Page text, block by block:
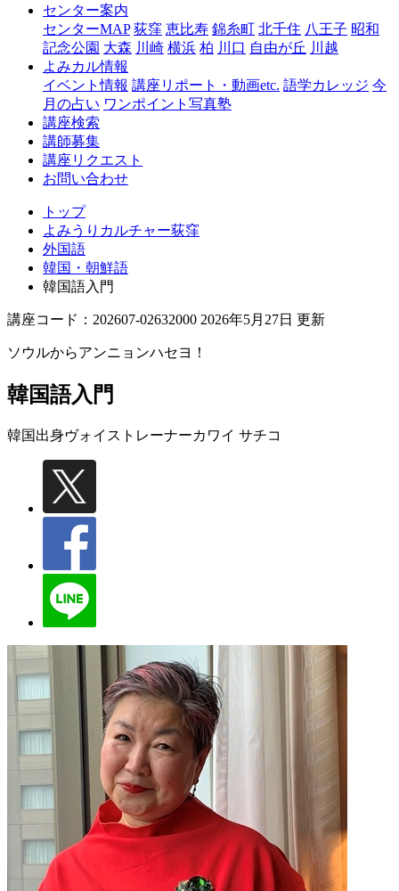
窪
センター案内
センターMAP 荻窪 恵比寿 錦糸町 北千住 八王子 昭和
記念公園 大森 川崎 横浜 柏 川口 自由が丘 川越
よみカル情報
イベント情報 講座リポート・動画etc. 語学カレッジ 今
月の占い ワンポイント写真塾
講座検索
講師募集
講座リクエスト
お問い合わせ
トップ
よみうりカルチャー荻窪
外国語
韓国・朝鮮語
韓国語入門
講座コード：202607-02632000 2026年5月27日 更新
ソウルからアンニョンハセヨ！
韓国語入門
韓国出身ヴォイストレーナーカワイ サチコ